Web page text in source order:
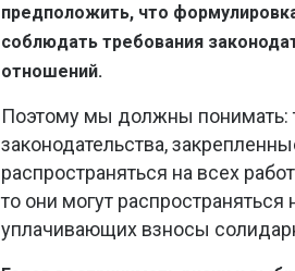
предположить, что
соблюдать требования
отношений.
Поэтому мы должны понимать:
законодательства,
распространяться на всех
то они могут
уплачивающих взносы